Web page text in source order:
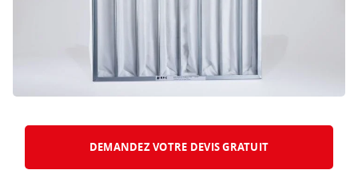
DEMANDEZ VOTRE DEVIS GRATUIT